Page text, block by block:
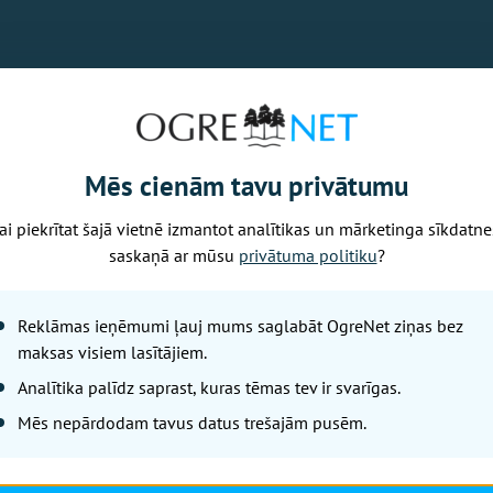
Mēs cienām tavu privātumu
piekrītat šajā vietnē izmantot analītikas un mārketinga
saskaņā ar mūsu privātuma politiku?
Reklāmas ieņēmumi ļauj mums saglabāt OgreNet ziņas bez
maksas visiem lasītājiem.
Analītika palīdz saprast, kuras tēmas tev ir svarīgas.
Mēs nepārdodam tavus datus trešajām pusēm.